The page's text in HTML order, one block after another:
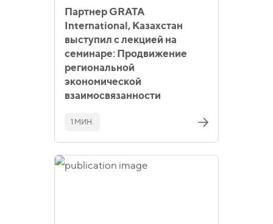
Партнер GRATA
International, Казахстан
выступил с лекцией на
семинаре: Продвижение
региональной
экономической
взаимосвязанности
1 МИН.